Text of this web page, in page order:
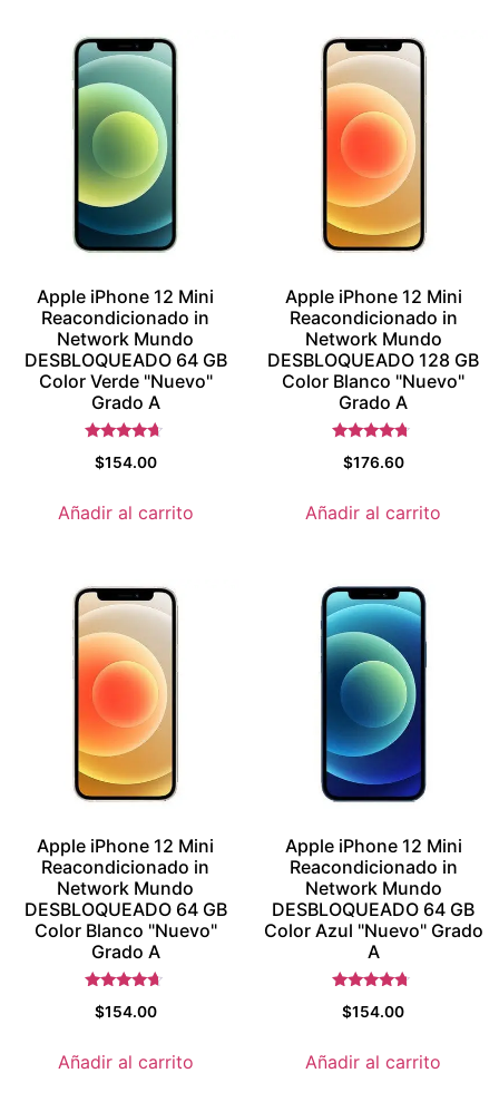
Apple iPhone 12 Mini
Reacondicionado in
Network Mundo
DESBLOQUEADO 64 GB
Color Verde "Nuevo"
Grado A
Valorado
con
$154.00
Añadir al carrito
Apple iPhone 12 Mini
Reacondicionado in
Network Mundo
DESBLOQUEADO 128 GB
Color Blanco "Nuevo"
Grado A
Valorado
con
$176.60
Añadir al carrito
Apple iPhone 12 Mini
Reacondicionado in
Network Mundo
DESBLOQUEADO 64 GB
Color Blanco "Nuevo"
Grado A
Valorado
con
$154.00
Añadir al carrito
Apple iPhone 12 Mini
Reacondicionado in
Network Mundo
DESBLOQUEADO 64 GB
Color Azul "Nuevo" Grado
A
Valorado
con
$154.00
Añadir al carrito